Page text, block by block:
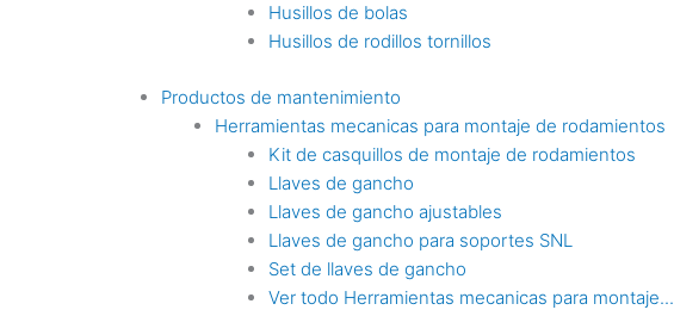
Husillos de bolas
Husillos de rodillos tornillos
Productos de mantenimiento
Herramientas mecanicas para montaje de rodamientos
Kit de casquillos de montaje de rodamientos
Llaves de gancho
Llaves de gancho ajustables
Llaves de gancho para soportes SNL
Set de llaves de gancho
Ver todo Herramientas mecanicas para montaje...